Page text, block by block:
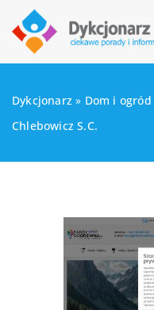
Dykcjonarz » Dom i ogród
Chlebowicz S.C.